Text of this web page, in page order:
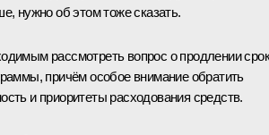
нужно об этом тоже сказать.
рассмотреть вопрос о продлении
причём особое внимание обратить
и приоритеты расходования средств.